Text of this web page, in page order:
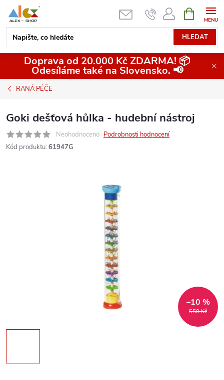
obsah
HLEDAT
NÁKUPNÍ
KOŠÍK
Doprava od 20.000 Kč ZDARMA! 📦
Odesíláme také na Slovensko. 📢
RANÁ PÉČE
Goki dešťová hůlka - hudební nástroj
Neohodnoceno Podrobnosti hodnocení
Kód produktu: 61947G
550 Kč
–10 %